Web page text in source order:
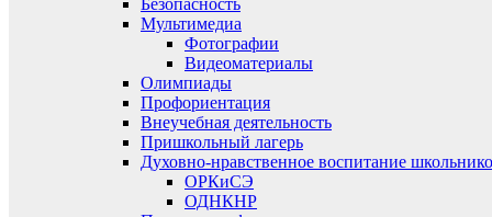
Безопасность
Мультимедиа
Фотографии
Видеоматериалы
Олимпиады
Профориентация
Внеучебная деятельность
Пришкольный лагерь
Духовно-нравственное воспитание
ОРКиСЭ
ОДНКНР